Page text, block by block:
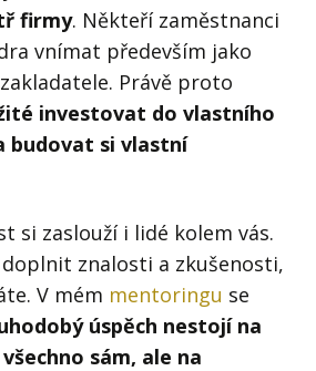
firmy. Někteří zaměstnanci
vnímat především jako
Právě proto
investovat do vlastního
budovat si vlastní
si zaslouží i lidé kolem vás.
znalosti a zkušenosti,
V mém mentoringu se
úspěch nestojí na
sám, ale na